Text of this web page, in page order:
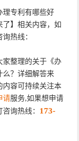
理专利有哪些好
】相关内容，如
热线：
家整理的关于《办
么？详细解答来
内容可持续关注本
请服务,如果想申请
询热线： 173-